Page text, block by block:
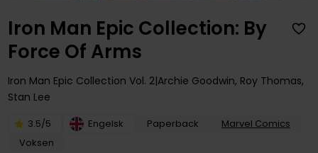
Iron Man Epic Collection: By
Force Of Arms
Iron Man Epic Collection Vol. 2 Archie Goodwin, Roy Thomas,
Stan Lee
3.5/5 Engelsk Paperback
Marvel Comics
Voksen